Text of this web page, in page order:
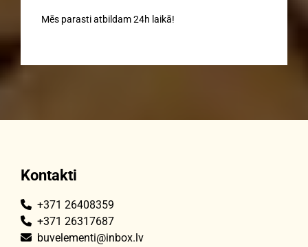
Mēs parasti atbildam 24h laikā!
Kontakti
 +371 26408359
 +371 26317687
 buvelementi@inbox.lv